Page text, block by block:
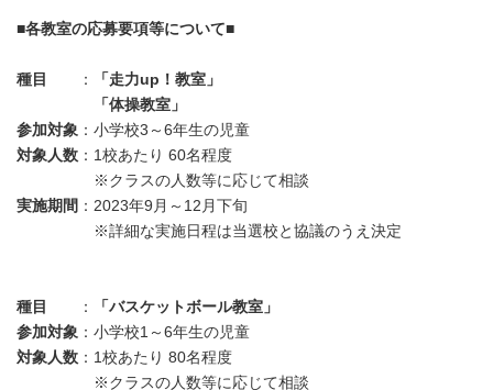
■各教室の応募要項等について■
種目 ：
「走力up！教室」
「体操教室」
参加対象 ：小学校3～6年生の児童
対象人数 ：1校あたり 60名程度
※クラスの人数等に応じて相談
実施期間 ：2023年9月～12月下旬
※詳細な実施日程は当選校と協議のうえ決定
種目 ：
「バスケットボール教室」
参加対象 ：小学校1～6年生の児童
対象人数 ：1校あたり 80名程度
※クラスの人数等に応じて相談